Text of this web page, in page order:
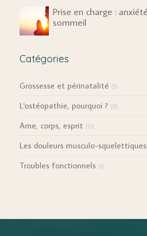
Prise en charge :
sommeil
Catégories
Grossesse et périnatalité (5)
L'ostéopathie, pourquoi ? (8)
Ame, corps, esprit (13)
Les douleurs musculo-squelettiques
Troubles fonctionnels (1)